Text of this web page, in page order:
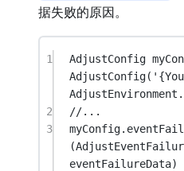
据失败的原因。
1 AdjustConfig
AdjustConfig(
AdjustEnvironment
2
//...
3
(
eventFailureData)